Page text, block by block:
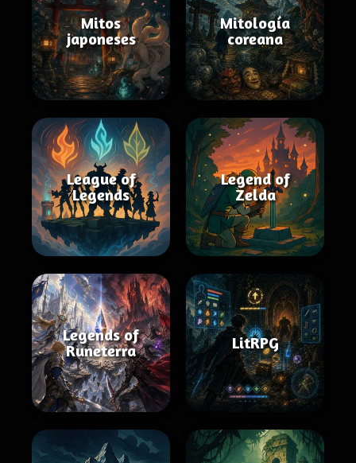
Mitos
japoneses
Mitología
coreana
League of
Legends
Legend of
Zelda
Legends of
Runeterra
LitRPG